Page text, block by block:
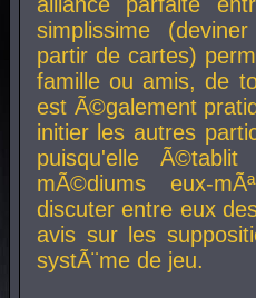
simplissime
partir de cartes)
famille ou amis, de
est Ã©galement
initier les autres
puisqu'elle
mÃ©diums eux-
discuter entre eux
avis sur les
systÃ¨me de jeu.